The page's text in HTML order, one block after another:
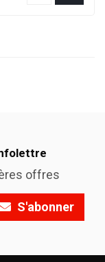
offres
S'abonner